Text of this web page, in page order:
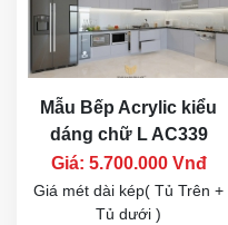
Mẫu Bếp Acrylic kiểu
dáng chữ L AC339
Giá: 5.700.000 Vnđ
Giá mét dài kép( Tủ Trên +
Tủ dưới )